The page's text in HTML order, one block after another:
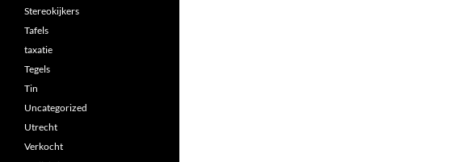
Stereokijkers
Tafels
taxatie
Tegels
Tin
Uncategorized
Utrecht
Verkocht